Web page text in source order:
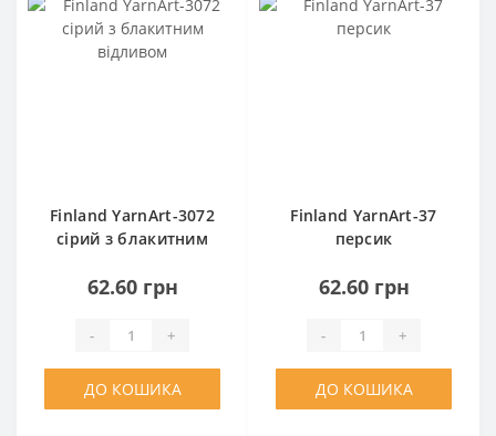
Finland YarnArt-3072
сірий з блакитним
62.60 грн
- +
ДО КОШИКА
Finland YarnArt-37
персик
62.60 грн
- +
ДО КОШИКА